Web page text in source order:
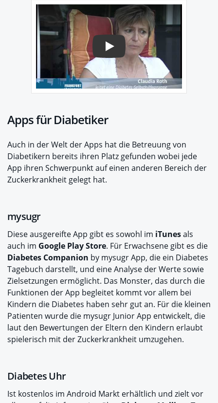
Play
Apps für Diabetiker
Auch in der Welt der Apps hat die Betreuung von
Diabetikern bereits ihren Platz gefunden wobei jede
App ihren Schwerpunkt auf einen anderen Bereich der
Zuckerkrankheit gelegt hat.
mysugr
Diese ausgereifte App gibt es sowohl im iTunesals
auch im Google Play Store. Für Erwachsene gibt es die
Diabetes Companion by mysugr App, die ein Diabetes
Tagebuch darstellt, und eine Analyse der Werte sowie
Zielsetzungen ermöglicht. Das Monster, das durch die
Funktionen der App begleitet kommt vor allem bei
Kindern die Diabetes haben sehr gut an. Für die kleinen
Patienten wurde die mysugr Junior App entwickelt, die
laut den Bewertungen der Eltern den Kindern erlaubt
spielerisch mit der Zuckerkrankheit umzugehen.
Diabetes Uhr
Ist kostenlos im Android Markt erhältlich und zielt vor